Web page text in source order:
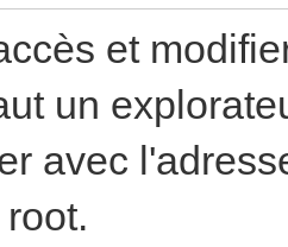
et
un
avec